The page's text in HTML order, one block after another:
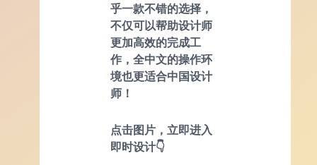
乎一款不错的选择，
不仅可以帮助设计师
更加高效的完成工
作，全中文的操作环
境也更适合中国设计
师！
点击图片，立即进入
即时设计👇